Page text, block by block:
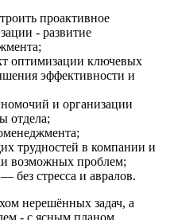
проактивное
- развитие
оптимизации ключевых
эффективности и
и организации
отдела;
трудностей в компании и
возможных проблем;
без стресса и авралов.
нерешённых задач, а
- с ясным планом